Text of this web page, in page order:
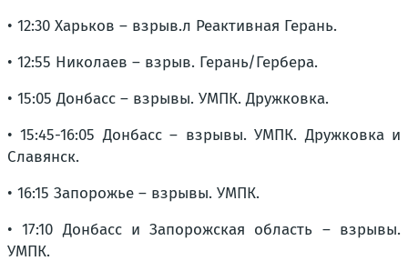
• 12:30 Харьков – взрыв.л Реактивная Герань.
• 12:55 Николаев – взрыв. Герань/Гербера.
• 15:05 Донбасс – взрывы. УМПК. Дружковка.
• 15:45-16:05 Донбасс – взрывы. УМПК. Дружковка и
Славянск.
• 16:15 Запорожье – взрывы. УМПК.
• 17:10 Донбасс и Запорожская область – взрывы.
УМПК.